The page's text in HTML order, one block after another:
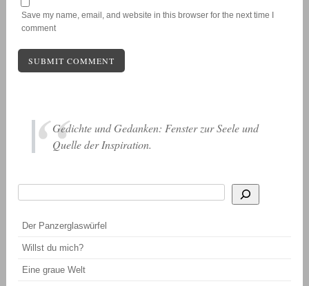
Save my name, email, and website in this browser for the next time I
comment
Gedichte und Gedanken: Fenster zur Seele und
Quelle der Inspiration.
Der Panzerglaswürfel
Willst du mich?
Eine graue Welt